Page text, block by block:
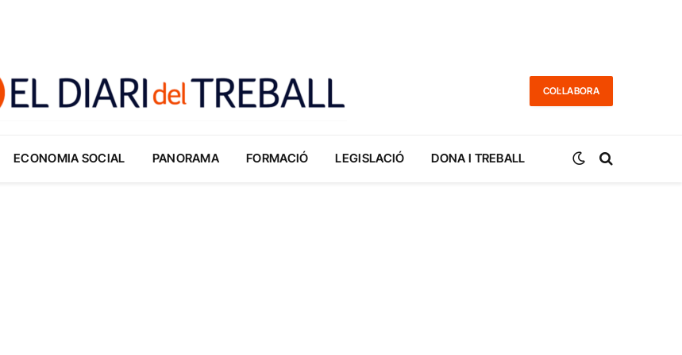
COL·LABORA
ECONOMIA SOCIAL PANORAMA FORMACIÓ LEGISLACIÓ DONA I TREBALL